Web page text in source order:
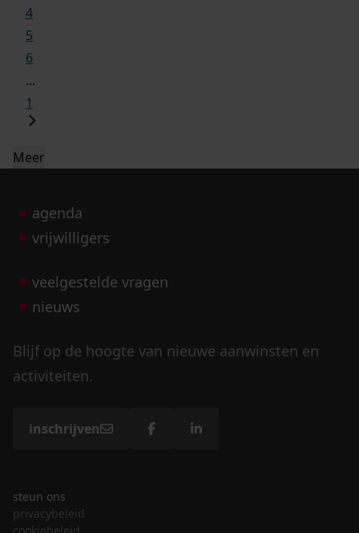
4
5
6
...
1
Meer
agenda
vrijwilligers
veelgestelde vragen
nieuws
Blijf op de hoogte van nieuwe aanwinsten en
activiteiten.
inschrijven
steun ons
privacybeleid
cookiebeleid